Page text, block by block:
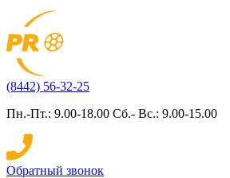
(8442) 56-32-25
Пн.-Пт.: 9.00-18.00 Сб.- Вс.: 9.00-15.00
Обратный звонок